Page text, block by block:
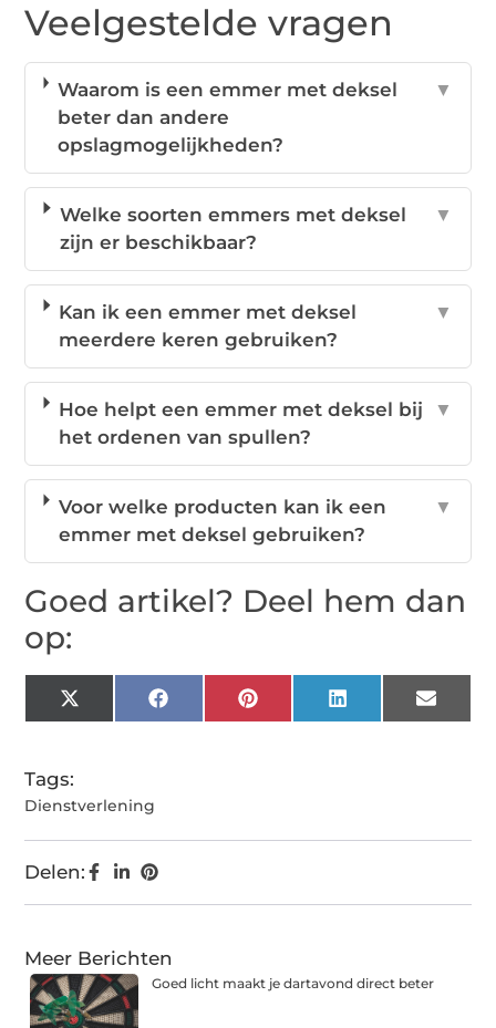
Veelgestelde vragen
Waarom is een emmer met deksel
beter dan andere
opslagmogelijkheden?
▼
Welke soorten emmers met deksel
zijn er beschikbaar?
▼
Kan ik een emmer met deksel
meerdere keren gebruiken?
▼
Hoe helpt een emmer met deksel bij
het ordenen van spullen?
▼
Voor welke producten kan ik een
emmer met deksel gebruiken?
▼
Goed artikel? Deel hem dan
op:
X
(Twitter)
FacebookPinterestLinkedIn Email
Tags:
Dienstverlening
Delen:
Meer Berichten
Goed licht maakt je dartavond direct beter